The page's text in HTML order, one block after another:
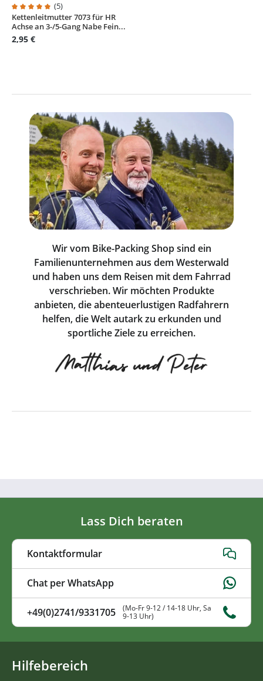
Durchschnittliche Bewertung von 5 von 5 Sternen
(5)
Kettenleitmutter 7073 für HR
Achse an 3-/5-Gang Nabe Fein...
2,95 €
Wir vom Bike-Packing Shop sind ein
Familienunternehmen aus dem Westerwald
und haben uns dem Reisen mit dem Fahrrad
verschrieben. Wir möchten Produkte
anbieten, die abenteuerlustigen Radfahrern
helfen, die Welt autark zu erkunden und
sportliche Ziele zu erreichen.
Lass Dich beraten
Kontaktformular
Chat per WhatsApp
+49(0)2741/9331705
(Mo-Fr 9-12 / 14-18 Uhr, Sa
9-13 Uhr)
Hilfebereich